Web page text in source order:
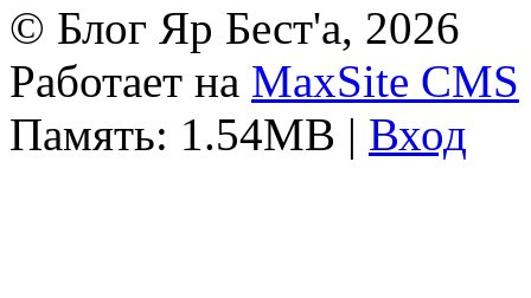
© Блог Яр Бест'а, 2026
Работает на MaxSite CMS
Память: 1.54MB | Вход